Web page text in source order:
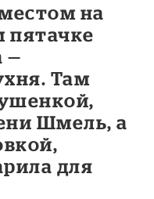
на
—
Там
Шмель, а
для